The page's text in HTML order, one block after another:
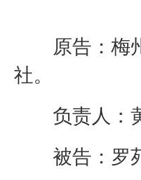
原告：梅州
社。
负责人：黄
被告：罗